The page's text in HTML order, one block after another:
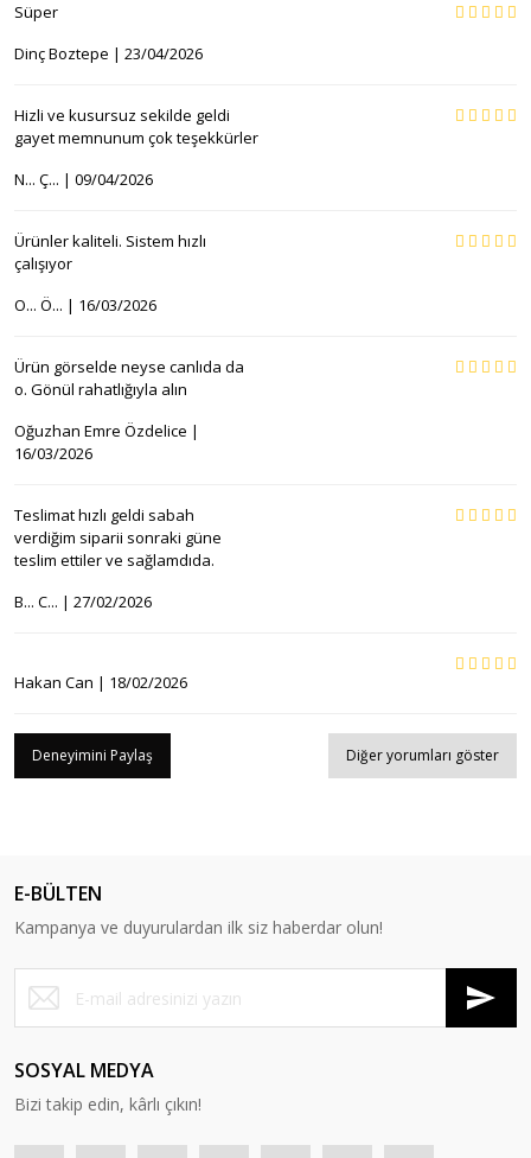
Süper
Dinç Boztepe | 23/04/2026
Hizli ve kusursuz sekilde geldi
gayet memnunum çok teşekkürler
N... Ç... | 09/04/2026
Ürünler kaliteli. Sistem hızlı
çalışıyor
O... Ö... | 16/03/2026
Ürün görselde neyse canlıda da
o. Gönül rahatlığıyla alın
Oğuzhan Emre Özdelice |
16/03/2026
Teslimat hızlı geldi sabah
verdiğim siparii sonraki güne
teslim ettiler ve sağlamdıda.
B... C... | 27/02/2026
Hakan Can | 18/02/2026
Deneyimini Paylaş Diğer yorumları göster
E-BÜLTEN
Kampanya ve duyurulardan ilk siz haberdar olun!
SOSYAL MEDYA
Bizi takip edin, kârlı çıkın!